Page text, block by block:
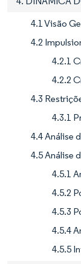
4.1 Visão
4.2
4.2.1
4.2.2
4.3
4.3.1
4.4 Análise
4.5 Análise
4.5.1
4.5.2
4.5.3
4.5.4
4.5.5